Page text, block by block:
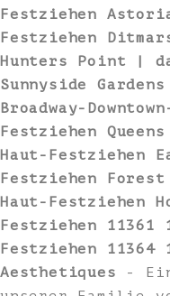
Festziehen
Festziehen
Hunters Point |
Sunnyside
Broadway-
Festziehen
Haut-Festziehen
Festziehen
Haut-Festziehen
Festziehen 11361
Festziehen
Aesthetiques -